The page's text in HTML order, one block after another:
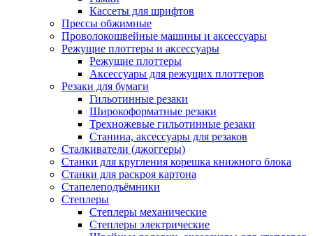
Кассеты для шрифтов
Прессы обжимные
Проволокошвейные машины и аксессуары
Режущие плоттеры и аксессуары
Режущие плоттеры
Аксессуары для режущих плоттеров
Резаки для бумаги
Гильотинные резаки
Широкоформатные резаки
Трехножевые гильотинные резаки
Станина, аксессуары для резаков
Сталкиватели (джоггеры)
Станки для кругления корешка книжного блока
Станки для раскроя картона
Стапелеподъёмники
Степлеры
Степлеры механические
Степлеры электрические